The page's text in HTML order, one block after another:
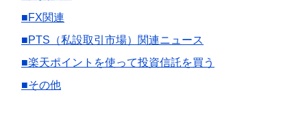
■FX関連
■PTS（私設取引市場）関連ニュース
■楽天ポイントを使って投資信託を買う
■その他